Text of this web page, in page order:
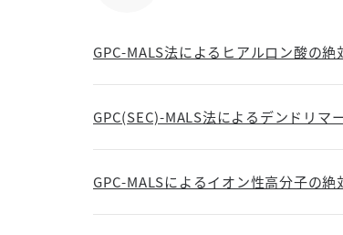
GPC-MALS法によるヒアルロン酸の絶
GPC(SEC)-MALS法によるデンドリマ
GPC-MALSによるイオン性高分子の